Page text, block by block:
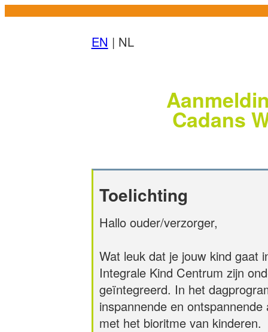
EN | NL
Cadans
Toelichting
Hallo ouder/verzorger,
Wat leuk dat je jouw kind gaat
Integrale Kind Centrum zijn
geïntegreerd. In het
inspannende en
met het bioritme van kinderen.